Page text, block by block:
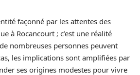
façonné par les attentes des
à Rocancourt ; c’est une réalité
nombreuses personnes peuvent
les implications sont amplifiées par
ses origines modestes pour vivre